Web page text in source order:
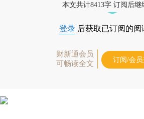
本文共计8413字 订阅后继
登录 后获取已订阅的阅
财新通会员
可畅读全文
订阅/会员